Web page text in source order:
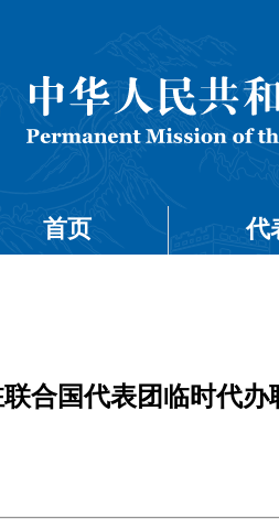
首页 代
合国代表团临时代